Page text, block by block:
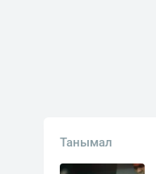
Танымал